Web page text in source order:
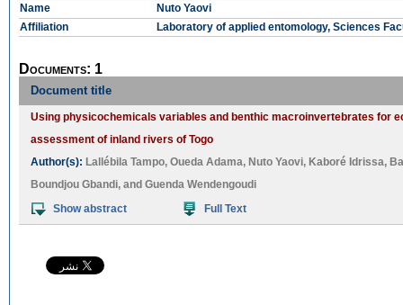
Name
Nuto Yaovi
Affiliation
Laboratory of applied entomology, Sciences
Documents: 1
Document title
Using physicochemicals variables and benthic macroinvertebrates for
assessment of inland rivers of Togo
Author(s): Lallébila Tampo, Oueda Adama, Nuto Yaovi, Kaboré Idrissa,
Boundjou Gbandi, and Guenda Wendengoudi
Show abstract
Full Text